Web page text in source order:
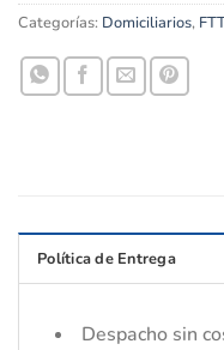
Categorías: Domiciliarios,
Política de Entrega
Despacho sin